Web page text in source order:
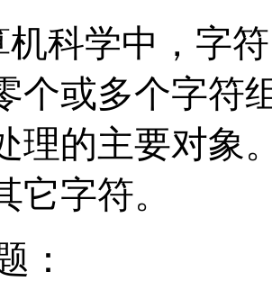
机科学中，字
个或多个字符
理的主要对象
它字符。
：